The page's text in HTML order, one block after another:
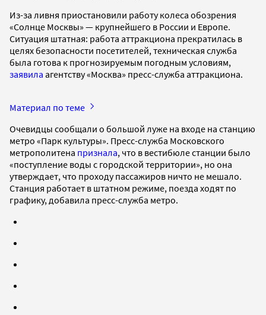
Из-за ливня приостановили работу колеса обозрения
«Солнце Москвы» — крупнейшего в России и Европе.
Ситуация штатная: работа аттракциона прекратилась в
целях безопасности посетителей, техническая служба
была готова к прогнозируемым погодным условиям,
заявила агентству «Москва» пресс-служба аттракциона.
Материал по теме
Очевидцы сообщали о большой луже на входе на станцию
метро «Парк культуры». Пресс-служба Московского
метрополитена признала, что в вестибюле станции было
«поступление воды с городской территории», но она
утверждает, что проходу пассажиров ничто не мешало.
Станция работает в штатном режиме, поезда ходят по
графику, добавила пресс-служба метро.